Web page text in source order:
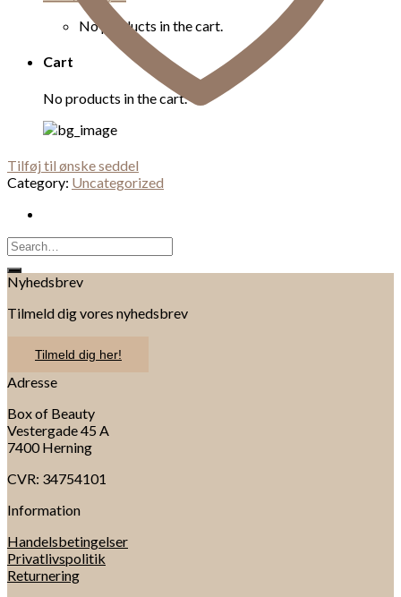
No products in the cart.
Cart
No products in the cart.
Tilføj til ønske seddel
Category: Uncategorized
Search
for:
Nyhedsbrev
Tilmeld dig vores nyhedsbrev
Tilmeld dig her!
Adresse
Box of Beauty
Vestergade 45 A
7400 Herning
CVR: 34754101
Information
Handelsbetingelser
Privatlivspolitik
Returnering